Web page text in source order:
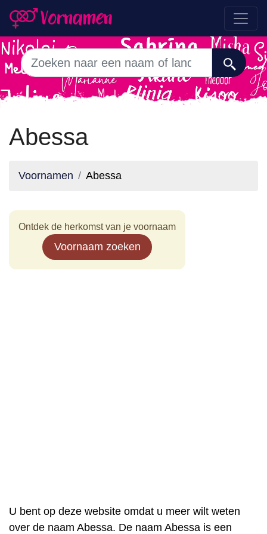
Abessa
Voornamen Abessa
Ontdek de herkomst van je voornaam
Voornaam zoeken
U bent op deze website omdat u meer wilt weten
over de naam Abessa. De naam Abessa is een